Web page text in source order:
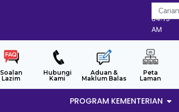
6/8/2026
04:19
AM
Soalan
Lazim
Hubungi
Kami
Aduan &
Maklum Balas
Peta
Laman
PROGRAM KEMENTERIAN